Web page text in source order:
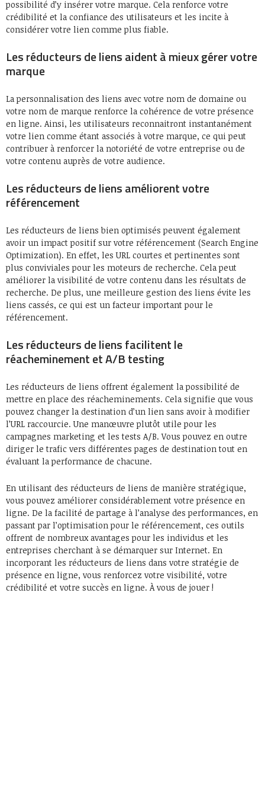
possibilité d’y insérer votre marque. Cela renforce votre
crédibilité et la confiance des utilisateurs et les incite à
considérer votre lien comme plus fiable.
Les réducteurs de liens aident à mieux gérer votre
marque
La personnalisation des liens avec votre nom de domaine ou
votre nom de marque renforce la cohérence de votre présence
en ligne. Ainsi, les utilisateurs reconnaitront instantanément
votre lien comme étant associés à votre marque, ce qui peut
contribuer à renforcer la notoriété de votre entreprise ou de
votre contenu auprès de votre audience.
Les réducteurs de liens améliorent votre
référencement
Les réducteurs de liens bien optimisés peuvent également
avoir un impact positif sur votre référencement (Search Engine
Optimization). En effet, les URL courtes et pertinentes sont
plus conviviales pour les moteurs de recherche. Cela peut
améliorer la visibilité de votre contenu dans les résultats de
recherche. De plus, une meilleure gestion des liens évite les
liens cassés, ce qui est un facteur important pour le
référencement.
Les réducteurs de liens facilitent le
réacheminement et A/B testing
Les réducteurs de liens offrent également la possibilité de
mettre en place des réacheminements. Cela signifie que vous
pouvez changer la destination d’un lien sans avoir à modifier
l’URL raccourcie. Une manœuvre plutôt utile pour les
campagnes marketing et les tests A/B. Vous pouvez en outre
diriger le trafic vers différentes pages de destination tout en
évaluant la performance de chacune.
En utilisant des réducteurs de liens de manière stratégique,
vous pouvez améliorer considérablement votre présence en
ligne. De la facilité de partage à l’analyse des performances, en
passant par l’optimisation pour le référencement, ces outils
offrent de nombreux avantages pour les individus et les
entreprises cherchant à se démarquer sur Internet. En
incorporant les réducteurs de liens dans votre stratégie de
présence en ligne, vous renforcez votre visibilité, votre
crédibilité et votre succès en ligne. À vous de jouer !